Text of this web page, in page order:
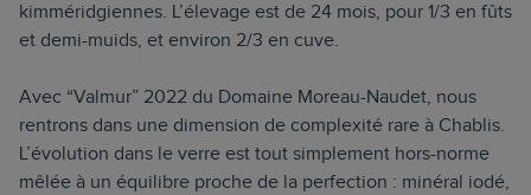
kimméridgiennes. L’élevage est de 24 mois, pour 1/3 en fûts
et demi-muids, et environ 2/3 en cuve.
Avec “Valmur” 2022 du Domaine Moreau-Naudet, nous
rentrons dans une dimension de complexité rare à Chablis.
L’évolution dans le verre est tout simplement hors-norme
mêlée à un équilibre proche de la perfection : minéral iodé,